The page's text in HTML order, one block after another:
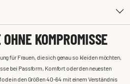
KOMPROMISSE
für Frauen, die sich genau so kleiden möchten,
bei Passform, Komfort oder den neuesten
in den Größen 40-64 mit einem Verständnis